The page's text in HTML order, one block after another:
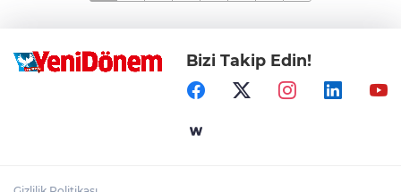
Bizi Takip Edin!